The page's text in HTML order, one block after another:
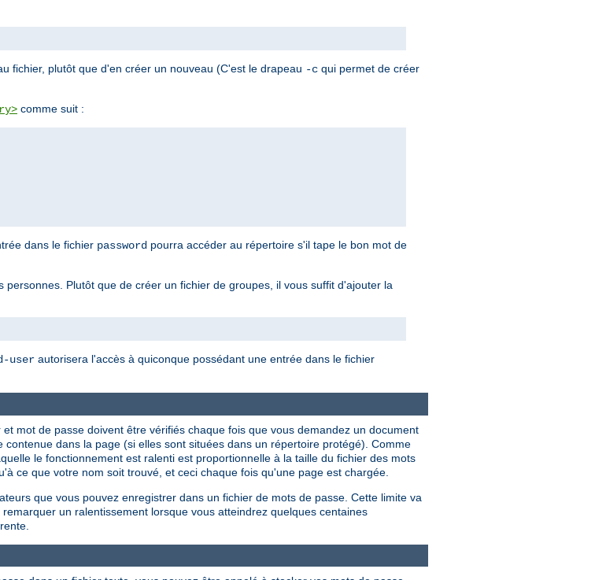
fichier, plutôt que d'en créer un nouveau (C'est le drapeau -c qui permet de créer
comme suit :
dans le fichier password pourra accéder au répertoire s'il tape le bon mot de
Plutôt que de créer un fichier de groupes, il vous suffit d'ajouter la
user autorisera l'accès à quiconque possédant une entrée dans le fichier
mot de passe doivent être vérifiés chaque fois que vous demandez un document
dans la page (si elles sont situées dans un répertoire protégé). Comme
le fonctionnement est ralenti est proportionnelle à la taille du fichier des mots
ce que votre nom soit trouvé, et ceci chaque fois qu'une page est chargée.
que vous pouvez enregistrer dans un fichier de mots de passe. Cette limite va
un ralentissement lorsque vous atteindrez quelques centaines